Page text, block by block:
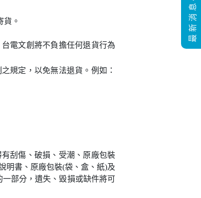
貨。
電文創將不負擔任何退貨行為
規定，以免無法退貨。例如：
刮傷、破損、受潮、原廠包裝
明書、原廠包裝(袋、盒、紙)及
部分，遺失、毀損或缺件將可
最新消息